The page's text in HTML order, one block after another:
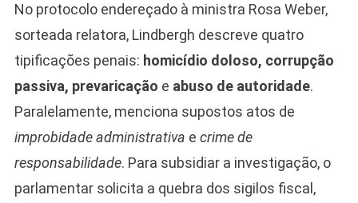
No protocolo endereçado à ministra Rosa Weber,
sorteada relatora, Lindbergh descreve quatro
tipificações penais: homicídio doloso, corrupção
passiva, prevaricação e abuso de autoridade.
Paralelamente, menciona supostos atos de
improbidade administrativa e crime de
responsabilidade. Para subsidiar a investigação, o
parlamentar solicita a quebra dos sigilos fiscal,